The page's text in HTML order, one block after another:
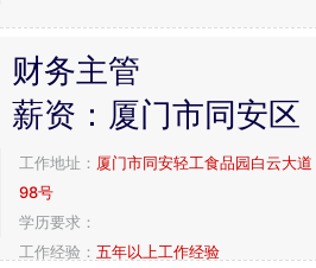
财务主管
薪资： 厦门市同安区
工作地址： 厦门市同安轻工食品园白云大道
98号
学历要求：
工作经验： 五年以上工作经验